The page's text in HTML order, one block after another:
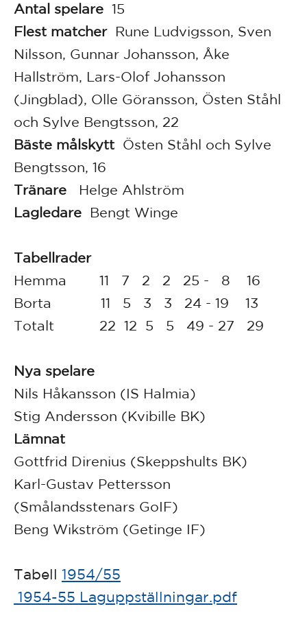
Antal spelare 15
Flest matcherRune Ludvigsson, Sven
Nilsson, Gunnar Johansson, Åke
Hallström, Lars-Olof Johansson
(Jingblad), Olle Göransson, Östen Ståhl
och Sylve Bengtsson, 22
Bäste målskytt Östen Ståhl och Sylve
Bengtsson, 16
Tränare Helge Ahlström
Lagledare Bengt Winge
Tabellrader
Hemma 11 7 2 2 25 - 8 16
Borta 11 5 3 3 24 - 19 13
Totalt 22 12 5 5 49 - 27 29
Nya spelare
Nils Håkansson (IS Halmia)
Stig Andersson (Kvibille BK)
Lämnat
Gottfrid Direnius (Skeppshults BK)
Karl-Gustav Pettersson
(Smålandsstenars GoIF)
Beng Wikström (Getinge IF)
Tabell 1954/55
1954-55 Laguppställningar.pdf